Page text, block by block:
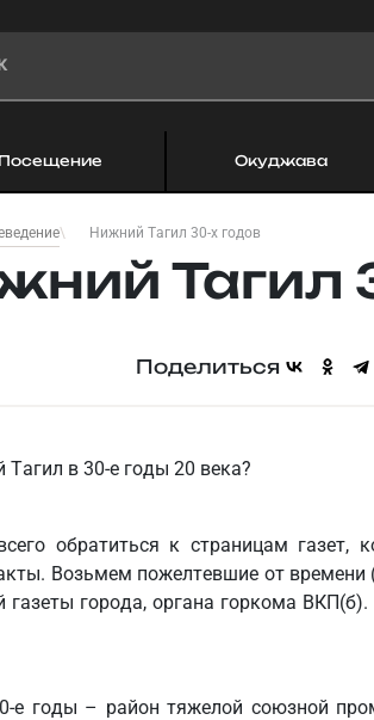
Посещение Окуджава
Нижний Тагил 30-х годов
Тагил
Поделиться
Тагил в 30-е годы
обратиться к страницам газет,
Возьмем пожелтевшие от
газеты города, органа горкома
е годы – район тяжелой союзной